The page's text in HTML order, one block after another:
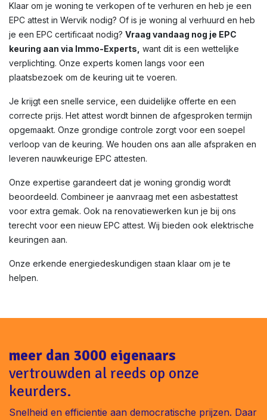
Klaar om je woning te verkopen of te verhuren en heb je een
EPC attest in Wervik nodig? Of is je woning al verhuurd en heb
je een EPC certificaat nodig? Vraag vandaag nog je EPC
keuring aan via Immo-Experts, want dit is een wettelijke
verplichting. Onze experts komen langs voor een
plaatsbezoek om de keuring uit te voeren.
Je krijgt een snelle service, een duidelijke offerte en een
correcte prijs. Het attest wordt binnen de afgesproken termijn
opgemaakt. Onze grondige controle zorgt voor een soepel
verloop van de keuring. We houden ons aan alle afspraken en
leveren nauwkeurige EPC attesten.
Onze expertise garandeert dat je woning grondig wordt
beoordeeld. Combineer je aanvraag met een asbestattest
voor extra gemak. Ook na renovatiewerken kun je bij ons
terecht voor een nieuw EPC attest. Wij bieden ook elektrische
keuringen aan.
Onze erkende energiedeskundigen staan klaar om je te
helpen.
meer dan 3000 eigenaars
vertrouwden al reeds op onze
keurders.
Snelheid en efficientie aan democratische prijzen. Daar